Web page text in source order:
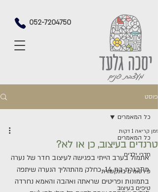
052-7204750
פוסט
כל המאמרים
חדרי ילדים
פירסומים בתקשורת
טיפים בעיצוב
כל המאמרים
טרנדים בעיצוב, כן או לא?
זמן קריאה 1 דקות
אתמול בערב הייתי בפגישה לעיצוב חדר של נערה
מתבגרת בת 14. כחלק מהתהליך הנערה שיתפה
בתמונות ופריטים שראתה ואהבה והאמא נחרדה